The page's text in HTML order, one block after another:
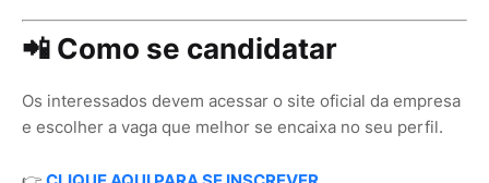
📲 Como se candidatar
Os interessados devem acessar o site oficial da empresa
e escolher a vaga que melhor se encaixa no seu perfil.